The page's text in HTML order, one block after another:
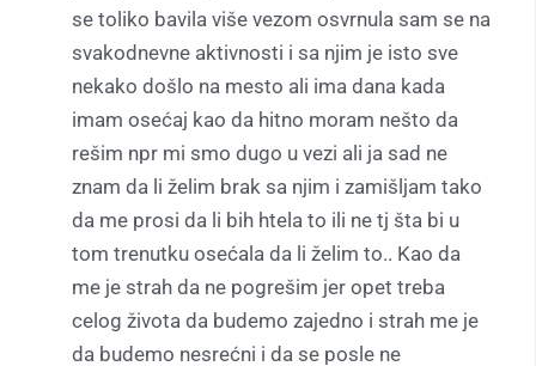
se toliko bavila više vezom osvrnula sam se na
svakodnevne aktivnosti i sa njim je isto sve
nekako došlo na mesto ali ima dana kada
imam osećaj kao da hitno moram nešto da
rešim npr mi smo dugo u vezi ali ja sad ne
znam da li želim brak sa njim i zamišljam tako
da me prosi da li bih htela to ili ne tj šta bi u
tom trenutku osećala da li želim to.. Kao da
me je strah da ne pogrešim jer opet treba
celog života da budemo zajedno i strah me je
da budemo nesrećni i da se posle ne